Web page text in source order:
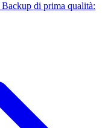
Backup di prima qualità: